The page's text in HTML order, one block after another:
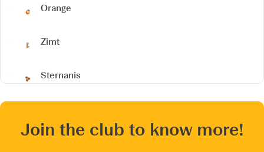
Orange
Zimt
Sternanis
Join the club to know more!